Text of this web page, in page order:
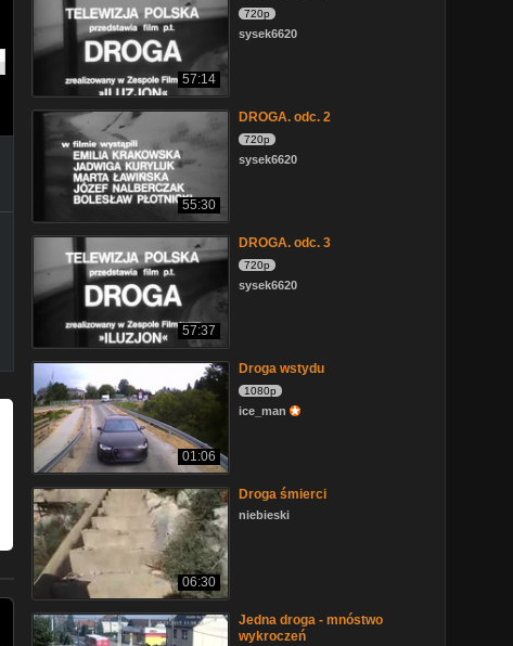
57:14
720p
sysek6620
55:30
DROGA. odc. 2
720p
sysek6620
57:37
DROGA. odc. 3
720p
sysek6620
01:06
Droga wstydu
1080p
ice_man
06:30
Droga śmierci
niebieski
Jedna droga - mnóstwo
wykroczeń